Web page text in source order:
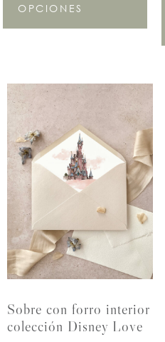
OPCIONES
Sobre con forro interior
colección Disney Love